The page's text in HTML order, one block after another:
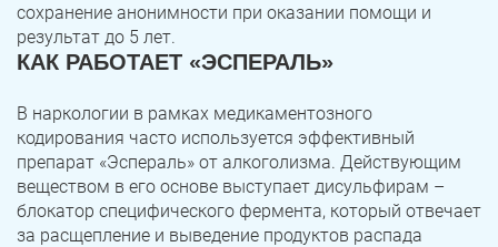
сохранение анонимности при оказании помощи и
результат до 5 лет.
КАК РАБОТАЕТ «ЭСПЕРАЛЬ»
В наркологии в рамках медикаментозного
кодирования часто используется эффективный
препарат «Эспераль» от алкоголизма. Действующим
веществом в его основе выступает дисульфирам –
блокатор специфического фермента, который отвечает
за расщепление и выведение продуктов распада